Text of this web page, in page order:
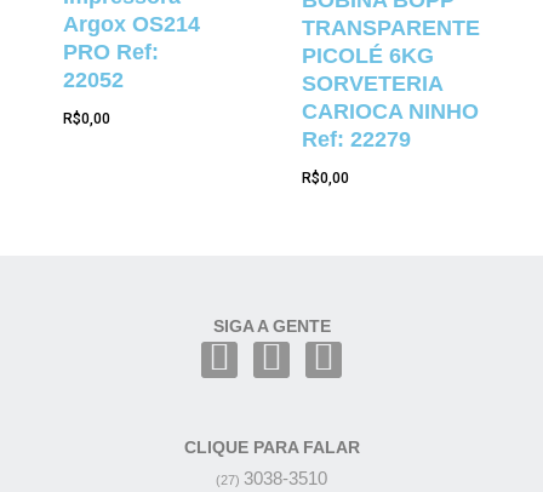
Argox OS214
PRO Ref:
22052
R$0,00
TRANSPARENTE
PICOLÉ 6KG
SORVETERIA
CARIOCA NINHO
Ref: 22279
R$0,00
SIGA A GENTE
CLIQUE PARA FALAR
(27) 3038-3510